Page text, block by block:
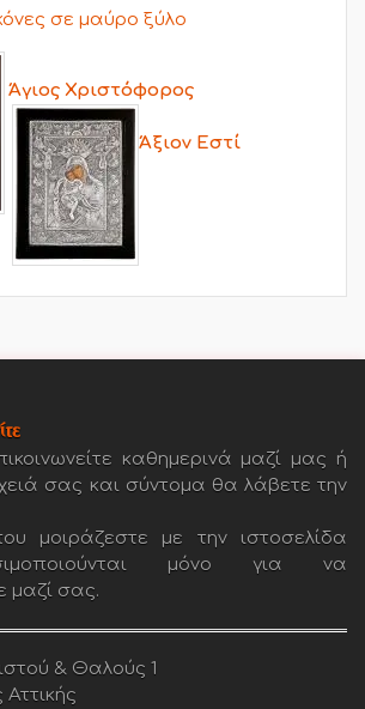
σε μαύρο ξύλο
Άγιος Χριστόφορος
Άξιον Εστί
καθημερινά μαζί μας ή
σας και σύντομα θα λάβετε την
μοιράζεστε με την ιστοσελίδα
μόνο για να
μαζί σας.
& Θαλούς 1